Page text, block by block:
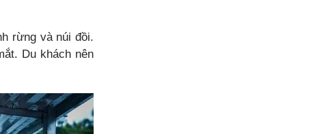
rừng và núi đồi.
Du khách nên